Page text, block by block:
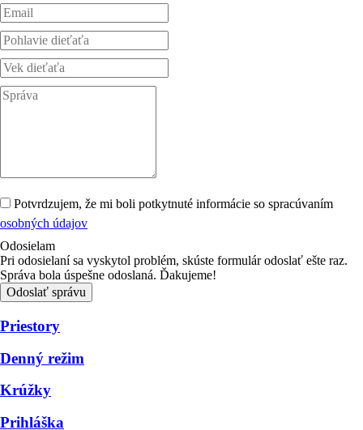
Potvrdzujem, že mi boli potkytnuté informácie so spracúvaním
osobných údajov
Odosielam
Pri odosielaní sa vyskytol problém, skúste formulár odoslať ešte raz.
Správa bola úspešne odoslaná. Ďakujeme!
Odoslať správu
Priestory
Denný režim
Krúžky
Prihláška